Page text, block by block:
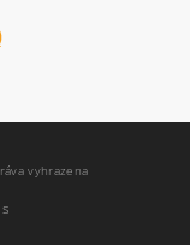
vyhrazena